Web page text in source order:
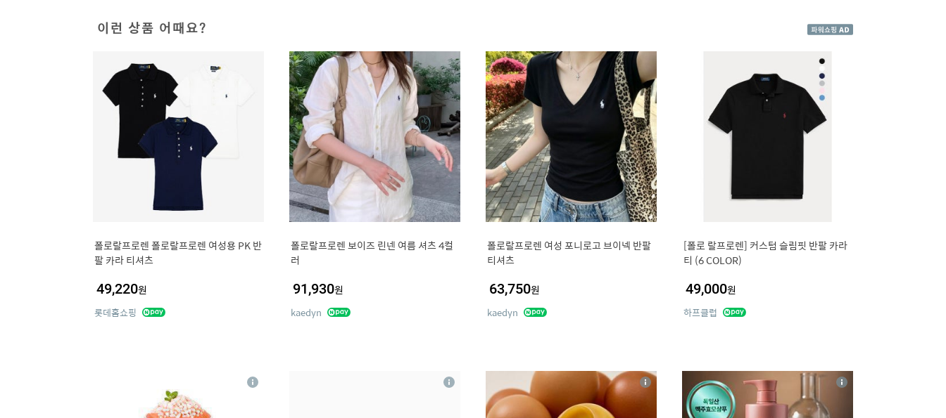
이런 상품 어때요?
폴로랄프로렌 폴로랄프로렌 여성용 PK 반
팔 카라 티셔츠
49,220원
롯데홈쇼핑
폴로랄프로렌 보이즈 린넨 여름 셔츠 4컬
러
91,930원
kaedyn
폴로랄프로렌 여성 포니로고 브이넥 반팔
티셔츠
63,750원
kaedyn
[폴로 랄프로렌] 커스텀 슬림핏 반팔 카라
티 (6 COLOR)
49,000원
하프클럽
상 상
11
상
세
12
상